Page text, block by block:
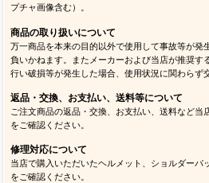
プチャ画像含む）。
商品の取り扱いについて
万一商品を本来の目的以外で使用して事故等が発
負いかねます。またメーカーおよび当店が推奨す
行い破損等が発生した場合、使用状況に関わらず
返品・交換、お支払い、送料等について
ご注文商品の返品・交換、お支払い、送料など当
をご確認ください。
修理対応について
当店で購入いただいたヘルメット、ショルダーパ
をご確認ください。